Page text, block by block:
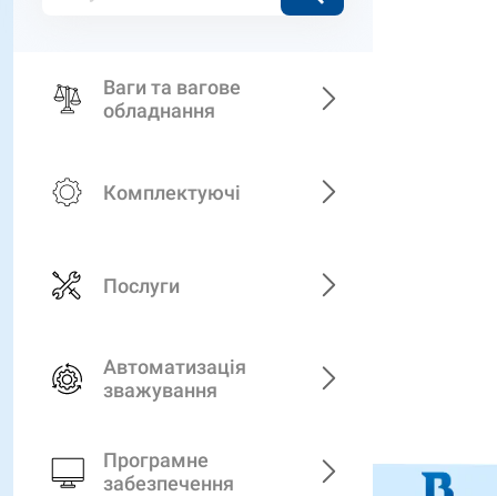
Ваги та вагове
обладнання
Комплектуючі
Послуги
Автоматизація
зважування
Програмне
забезпечення